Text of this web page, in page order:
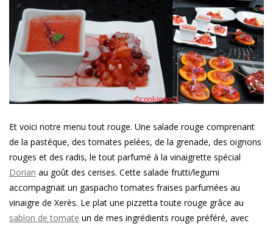
Et voici notre menu tout rouge. Une salade rouge comprenant
de la pastèque, des tomates pelées, de la grenade, des oignons
rouges et des radis, le tout parfumé à la vinaigrette spécial
Dorian au goût des cerises. Cette salade frutti/legumi
accompagnait un gaspacho tomates fraises parfumées au
vinaigre de Xerès. Le plat une pizzetta toute rouge grâce au
sablon de tomate un de mes ingrédients rouge préféré, avec